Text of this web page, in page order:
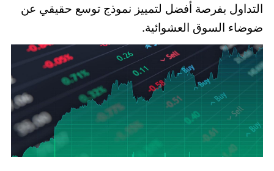
التداول بفرصة أفضل لتمييز نموذج توسع حقيقي عن
ضوضاء السوق العشوائية.